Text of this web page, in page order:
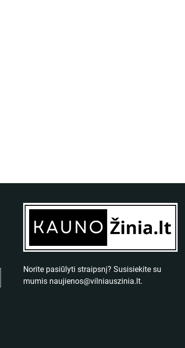
Norite pasiūlyti straipsnį? Susisiekite su
mumis naujienos@vilniauszinia.lt.